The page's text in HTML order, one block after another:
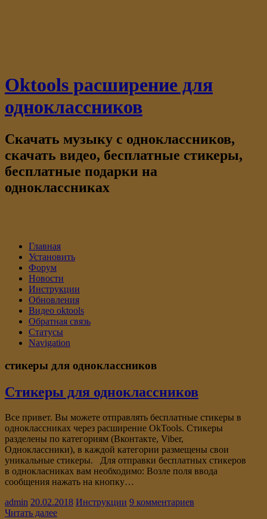
Oktools расширение для
одноклассников
Скачать музыку с одноклассников,
скачать видео, бесплатные стикеры,
бесплатные подарки на
одноклассниках
Главная
Установить
Форум
Новости
Инструкции
Обновления
Видео oktools
Обратная связь
Статусы
Navigation
стикеры для одноклассников
Стикеры для одноклассников
Все привет. Вы можете отправлять бесплатные стикеры в
одноклассниках через расширение OkTools. Стикеры
разделены по категориям (Вконтакте, Viber,
Одноклассники), в каждой категории размещены свои
уникальные стикеры. Для отправки бесплатных стикеров
в однокласниках вам необходимо: Возле поля ввода
сообщения нажать на кнопку…
admin 20.02.2018 Инструкции 9 комментариев
Читать далее